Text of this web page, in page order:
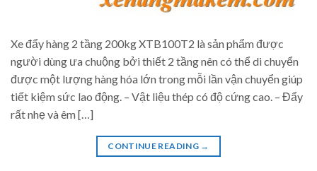
Xe đẩy hàng 2 tầng 200kg XTB100T2 là sản phẩm được
người dùng ưa chuộng bởi thiết 2 tầng nên có thể di chuyển
được một lượng hàng hóa lớn trong mỗi lần vận chuyển giúp
tiết kiệm sức lao động. – Vật liệu thép có độ cứng cao. – Đẩy
rất nhẹ và êm […]
CONTINUE READING →